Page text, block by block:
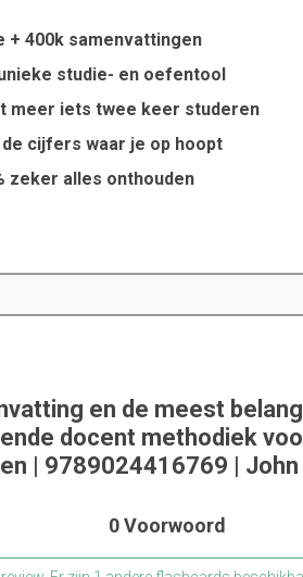
+ 400k samenvattingen
studie- en oefentool
meer iets twee keer studeren
de cijfers waar je op hoopt
zeker alles onthouden
en de meest
docent methodiek
| 9789024416769 | John
0 Voorwoord